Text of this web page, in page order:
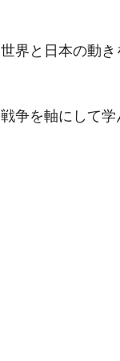
世界と日本の動き
戦争を軸にして学